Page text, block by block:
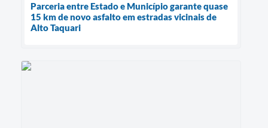
Parceria entre Estado e Município garante quase
15 km de novo asfalto em estradas vicinais de
Alto Taquari